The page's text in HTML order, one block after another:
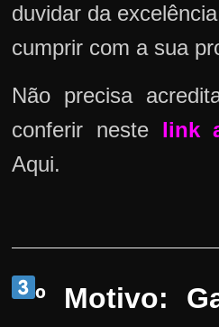
duvidar da
cumprir com a sua
Não precisa
conferir neste link
Aqui.
º Motivo: